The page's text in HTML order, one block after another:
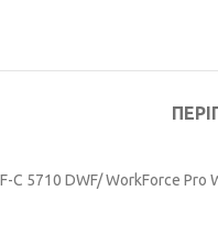
5710 DWF/ WorkForce